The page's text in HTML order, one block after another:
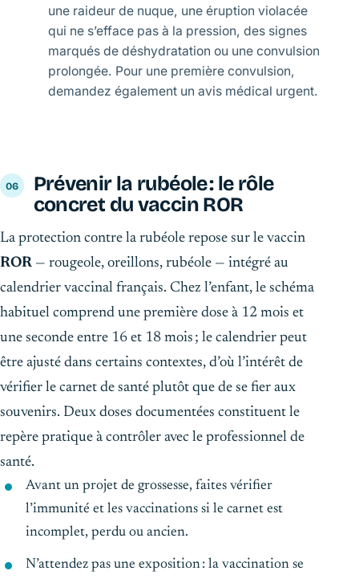
une raideur de nuque, une éruption violacée
qui ne s’efface pas à la pression, des signes
marqués de déshydratation ou une convulsion
prolongée. Pour une première convulsion,
demandez également un avis médical urgent.
Prévenir la rubéole : le rôle
concret du vaccin ROR
La protection contre la rubéole repose sur le vaccin
ROR — rougeole, oreillons, rubéole — intégré au
calendrier vaccinal français. Chez l’enfant, le schéma
habituel comprend une première dose à 12 mois et
une seconde entre 16 et 18 mois ; le calendrier peut
être ajusté dans certains contextes, d’où l’intérêt de
vérifier le carnet de santé plutôt que de se fier aux
souvenirs. Deux doses documentées constituent le
repère pratique à contrôler avec le professionnel de
santé.
Avant un projet de grossesse, faites vérifier
l’immunité et les vaccinations si le carnet est
incomplet, perdu ou ancien.
N’attendez pas une exposition : la vaccination se